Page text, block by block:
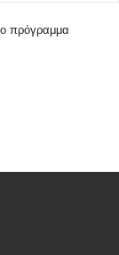
πρόγραμμα